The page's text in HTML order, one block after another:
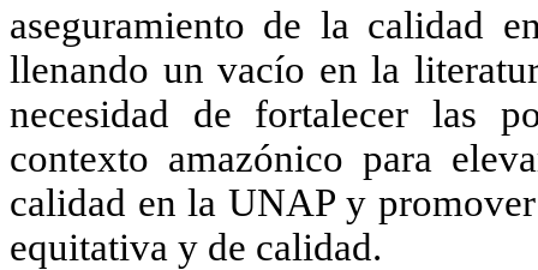
aseguramiento de la calidad
llenando un vacío en la
necesidad de fortalecer las
contexto amazónico para
calidad en la UNAP y
equitativa y de calidad.